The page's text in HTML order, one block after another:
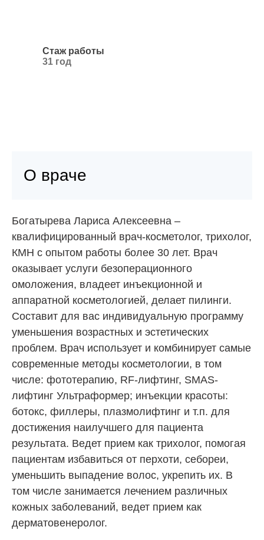
Стаж работы
31 год
О враче
Богатырева Лариса Алексеевна –
квалифицированный врач-косметолог, трихолог,
КМН с опытом работы более 30 лет. Врач
оказывает услуги безоперационного
омоложения, владеет инъекционной и
аппаратной косметологией, делает пилинги.
Составит для вас индивидуальную программу
уменьшения возрастных и эстетических
проблем. Врач использует и комбинирует самые
современные методы косметологии, в том
числе: фототерапию, RF-лифтинг, SMAS-
лифтинг Ультраформер; инъекции красоты:
ботокс, филлеры, плазмолифтинг и т.п. для
достижения наилучшего для пациента
результата. Ведет прием как трихолог, помогая
пациентам избавиться от перхоти, себореи,
уменьшить выпадение волос, укрепить их. В
том числе занимается лечением различных
кожных заболеваний, ведет прием как
дерматовенеролог.